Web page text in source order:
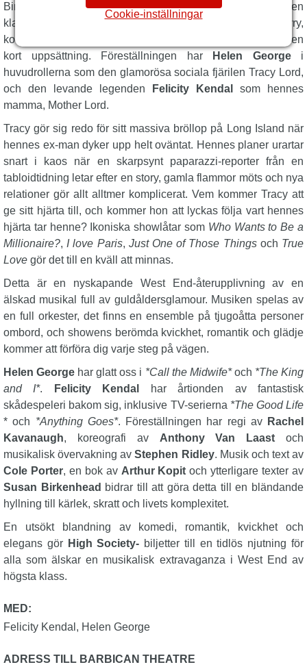
Bing Crosby och Frank Sinatra i huvudrollerna, och den
klassiska pjäsen
The Philadelphia Story
av Philip Barry,
kommer
till Barbican Theatre i London för en
kort uppsättning. Föreställningen har
Helen Georgei
huvudrollerna som den glamorösa sociala fjärilen Tracy Lord,
och den levande legenden
Felicity Kendal
som hennes
mamma, Mother Lord.
Tracy gör sig redo för sitt massiva bröllop på Long Island när
hennes ex-man dyker upp helt oväntat. Hennes planer urartar
snart i kaos när en skarpsynt paparazzi-reporter från en
tabloidtidning letar efter en story, gamla flammor möts och nya
relationer gör allt alltmer komplicerat. Vem kommer Tracy att
ge sitt hjärta till, och kommer hon att lyckas följa vart hennes
hjärta tar henne? Ikoniska showlåtar som Who Wants to Be a
Millionaire?, I love Paris, Just One of Those Thingsoch True
Love gör det till en kväll att minnas.
Detta är en nyskapande West End-återupplivning av en
älskad musikal full av guldåldersglamour. Musiken spelas av
en full orkester, det finns en ensemble på tjugoåtta personer
ombord, och showens berömda kvickhet, romantik och glädje
kommer att förföra dig varje steg på vägen.
Helen George har glatt oss i *Call the Midwife*och *The King
and I*. Felicity Kendal
har årtionden av fantastisk
skådespeleri bakom sig, inklusive TV-serierna *The Good Life
* och *Anything Goes*. Föreställningen har regi av Rachel
Kavanaugh, koreografi av Anthony Van Laast och
musikalisk övervakning avStephen Ridley. Musik och text av
Cole Porter, en bok av Arthur Kopit och ytterligare texter av
Susan Birkenhead bidrar till att göra detta till en bländande
hyllning till kärlek, skratt och livets komplexitet.
En utsökt blandning av komedi, romantik, kvickhet och
elegans gör High Society- biljetter till en tidlös njutning för
alla som älskar en musikalisk extravaganza i West End av
högsta klass.
MED:
Felicity Kendal , Helen George
ADRESS TILL BARBICAN THEATRE
Cookie-inställningar